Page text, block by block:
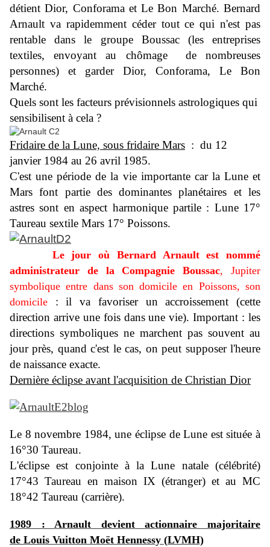
détient Dior, Conforama et Le Bon Marché. Bernard
Arnault va rapidemment céder tout ce qui n'est pas
rentable dans le groupe Boussac (les entreprises
textiles, envoyant au chômage de nombreuses
personnes) et garder Dior, Conforama, Le Bon
Marché.
Quels sont les facteurs prévisionnels astrologiques qui
sensibilisent à cela ?
Fridaire de la Lune, sous fridaire Mars : du 12
janvier 1984 au 26 avril 1985.
C'est une période de la vie importante car la Lune et
Mars font partie des dominantes planétaires et les
astres sont en aspect harmonique partile : Lune 17°
Taureau sextile Mars 17° Poissons.
Le jour où Bernard Arnault est nommé
administrateur de la Compagnie Boussac, Jupiter
symbolique entre dans son domicile en Poissons, son
domicile : il va favoriser un accroissement (cette
direction arrive une fois dans une vie). Important : les
directions symboliques ne marchent pas souvent au
jour près, quand c'est le cas, on peut supposer l'heure
de naissance exacte.
Dernière éclipse avant l'acquisition de Christian Dior
Le 8 novembre 1984, une éclipse de Lune est située à
16°30 Taureau.
L'éclipse est conjointe à la Lune natale (célébrité)
17°43 Taureau en maison IX (étranger) et au MC
18°42 Taureau (carrière).
1989 : Arnault devient actionnaire majoritaire
de Louis Vuitton Moët Hennessy (LVMH)